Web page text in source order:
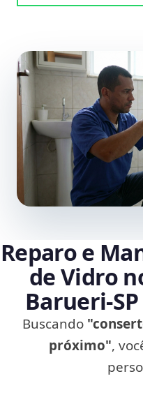
Reparo e
de Vidro
Buscando
próximo",